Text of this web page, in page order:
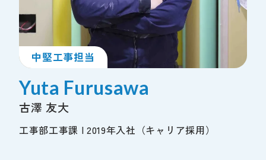
中堅工事担当
Yuta Furusawa
古澤 友大
工事部工事課 | 2019年入社（キャリア採用）